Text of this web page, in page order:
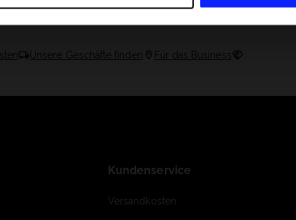
Unsere Geschäfte finden Für das Business
Kundenservice
Versandkosten